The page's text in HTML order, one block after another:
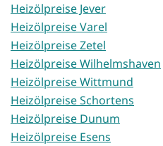
Heizölpreise Jever
Heizölpreise Varel
Heizölpreise Zetel
Heizölpreise Wilhelmshaven
Heizölpreise Wittmund
Heizölpreise Schortens
Heizölpreise Dunum
Heizölpreise Esens